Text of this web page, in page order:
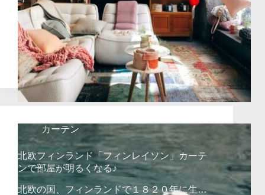
カーテン
北欧フィンランド「フィンレイソン」カーテ
ンで部屋が明るくなる♪
北欧の国、フィンランドで１８２０年に生…